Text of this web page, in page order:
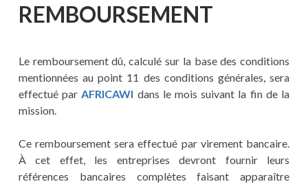
REMBOURSEMENT
Le remboursement dû, calculé sur la base des conditions
mentionnées au point 11 des conditions générales, sera
effectué parAFRICAWI dans le mois suivant la fin de la
mission.
Ce remboursement sera effectué par virement bancaire.
À cet effet, les entreprises devront fournir leurs
références bancaires complètes faisant apparaître